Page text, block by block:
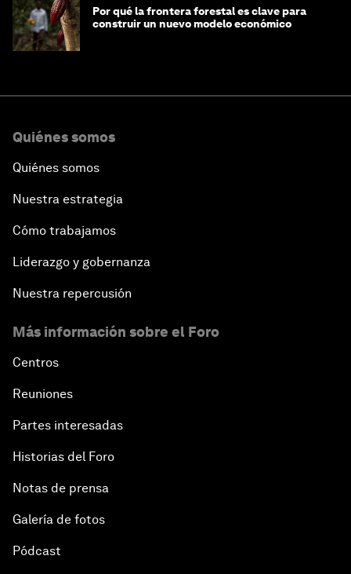
Por qué la frontera forestal es clave para
construir un nuevo modelo económico
Quiénes somos
Quiénes somos
Nuestra estrategia
Cómo trabajamos
Liderazgo y gobernanza
Nuestra repercusión
Más información sobre el Foro
Centros
Reuniones
Partes interesadas
Historias del Foro
Notas de prensa
Galería de fotos
Pódcast